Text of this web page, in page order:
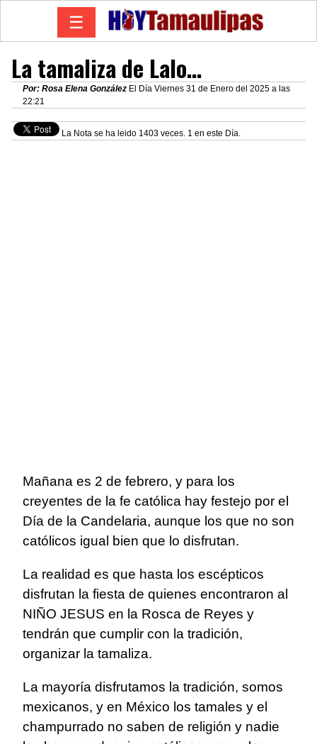
☰
La tamaliza de Lalo…
Por: Rosa Elena González El Día Viernes 31 de Enero del 2025 a las
22:21
La Nota se ha leido 1403 veces. 1 en este Día.
Mañana es 2 de febrero, y para los
creyentes de la fe católica hay festejo por el
Día de la Candelaria, aunque los que no son
católicos igual bien que lo disfrutan.
La realidad es que hasta los escépticos
disfrutan la fiesta de quienes encontraron al
NIÑO JESUS en la Rosca de Reyes y
tendrán que cumplir con la tradición,
organizar la tamaliza.
La mayoría disfrutamos la tradición, somos
mexicanos, y en México los tamales y el
champurrado no saben de religión y nadie